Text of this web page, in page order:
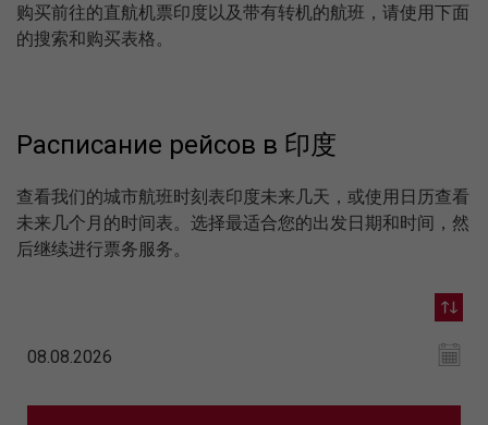
购买前往的直航机票印度以及带有转机的航班，请使用下面
的搜索和购买表格。
Расписание рейсов в 印度
查看我们的城市航班时刻表印度未来几天，或使用日历查看
未来几个月的时间表。选择最适合您的出发日期和时间，然
后继续进行票务服务。